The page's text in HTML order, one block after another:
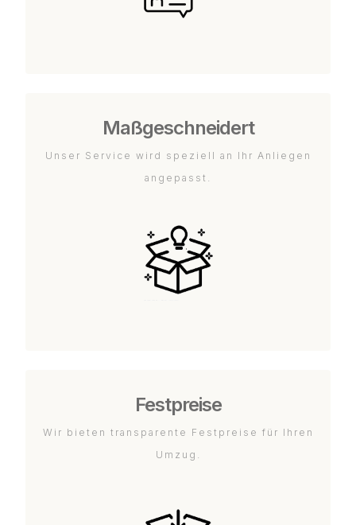
Maßgeschneidert
Unser Service wird speziell an Ihr Anliegen
angepasst.
Festpreise
Wir bieten transparente Festpreise für Ihren
Umzug.